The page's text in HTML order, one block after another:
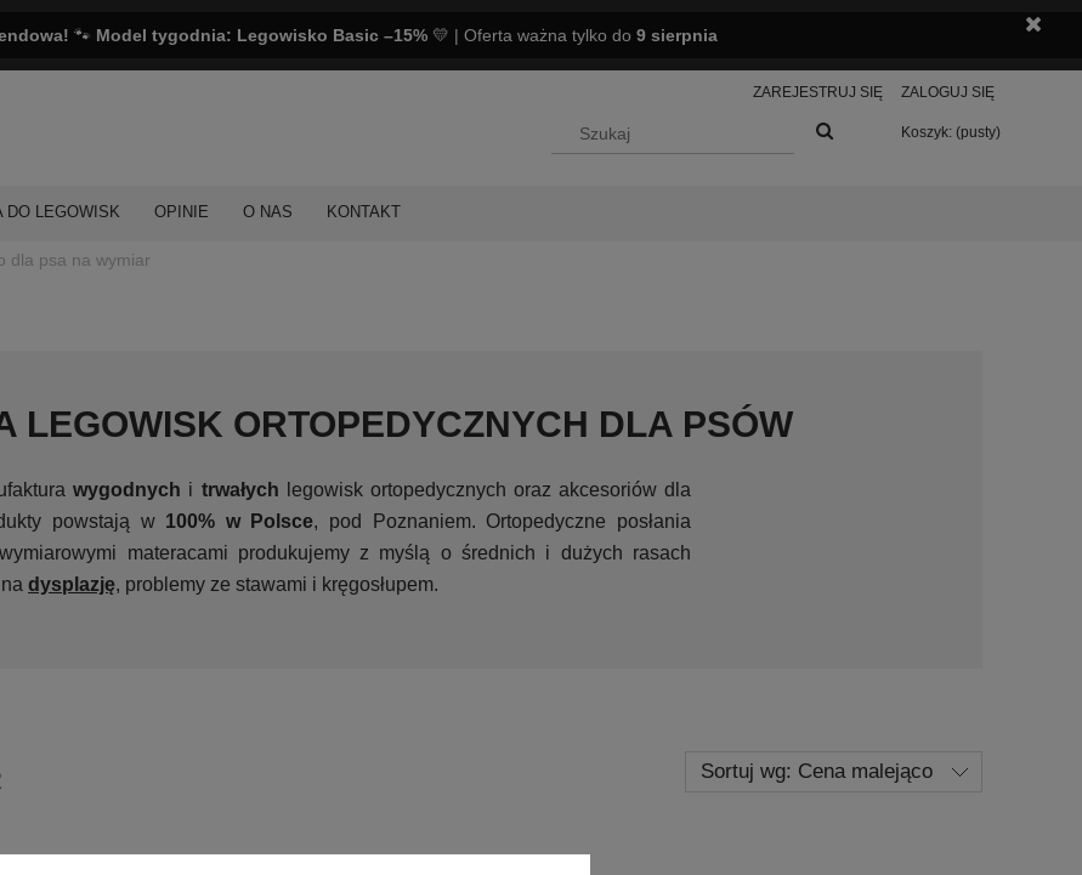
🐾 Model tygodnia: Legowisko Basic –15% 💛 | Oferta ważna tylko do 9 sierpnia
ZAREJESTRUJ SIĘ ZALOGUJ SIĘ
Koszyk: (pusty)
DO LEGOWISK OPINIE O NAS KONTAKT
dla psa na wymiar
LEGOWISK ORTOPEDYCZNYCH DLA PSÓW
wygodnych i trwałych legowisk ortopedycznych oraz akcesoriów dla
powstają w 100% w Polsce, pod Poznaniem. Ortopedyczne posłania
materacami produkujemy z myślą o średnich i dużych rasach
dysplazję, problemy ze stawami i kręgosłupem.
Sortuj wg: Cena malejąco